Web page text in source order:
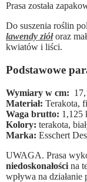
Prasa została
Do suszenia roślin
lawendy ziółoraz
kwiatów i liści.
Podstawowe
Wymiary w cm:
Materiał: Terakota,
Waga brutto: 1,125
Kolory: terakota,
Marka: Esschert
UWAGA. Prasa
niedoskonałości na
wpływa na działanie